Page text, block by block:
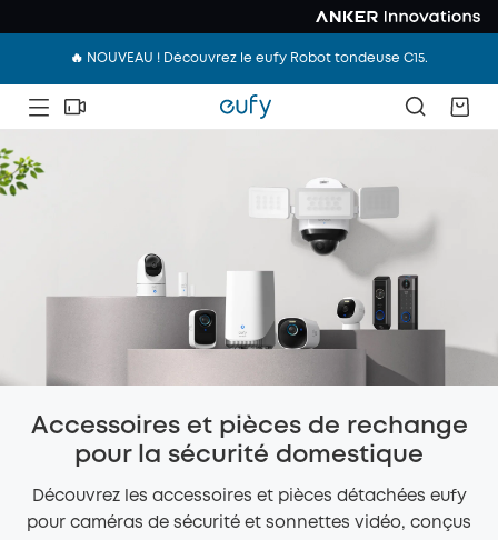
🔥 NOUVEAU ! Découvrez le eufy Robot tondeuse C15.
Accessoires et pièces de rechange
pour la sécurité domestique
Découvrez les accessoires et pièces détachées eufy
pour caméras de sécurité et sonnettes vidéo, conçus